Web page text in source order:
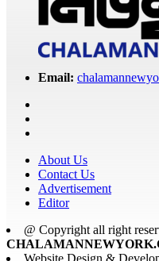
Email:
About Us
Contact Us
Advertisement
Editor
@ Copyright all right
Website Design &